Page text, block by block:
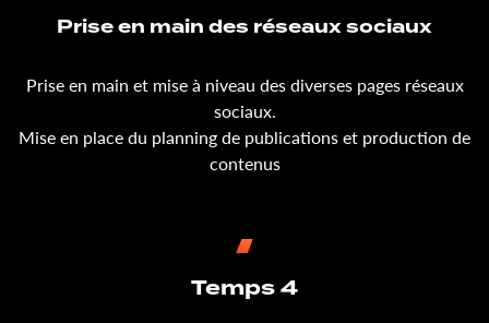
Prise en main des réseaux sociaux
Prise en main et mise à niveau des diverses pages réseaux
sociaux.
Mise en place du planning de publications et production de
contenus
Temps 4